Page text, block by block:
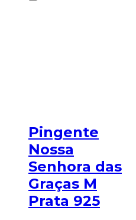
Pingente
Nossa
Senhora das
Graças M
Prata 925